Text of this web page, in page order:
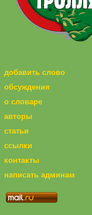
добавить слово
обсуждения
о словаре
авторы
статьи
ссылки
контакты
написать админам